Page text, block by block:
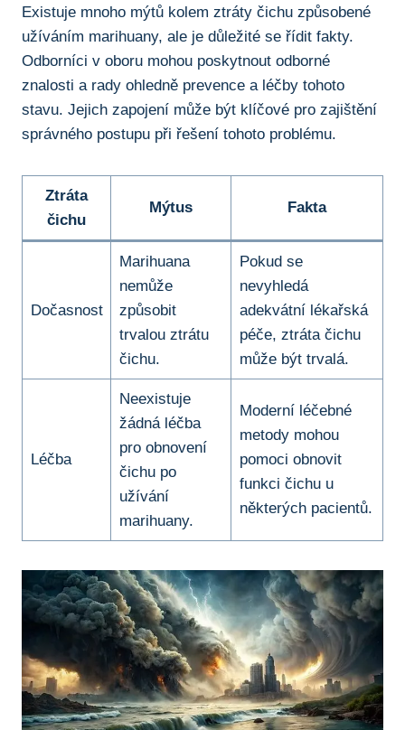
Existuje⁢ mnoho mýtů kolem ztráty čichu způsobené
užíváním⁣ marihuany,‍ ale je důležité se řídit fakty. ​
Odborníci v⁢ oboru⁤ mohou poskytnout ⁣odborné
znalosti a rady ohledně prevence a ‍léčby​ tohoto
stavu. Jejich​ zapojení může být‍ klíčové pro zajištění
správného postupu při řešení⁤ tohoto problému.
Ztráta
čichu
Mýtus Fakta
Dočasnost
Marihuana
⁤nemůže
‍způsobit
⁢trvalou ztrátu⁣
čichu.
Pokud se⁣
nevyhledá⁤
adekvátní ‌lékařská
péče, ztráta⁣ čichu
může ​být ⁢trvalá.
Léčba
Neexistuje‌
žádná léčba
pro obnovení
čichu ⁣po
užívání
marihuany.
Moderní léčebné
metody mohou​
pomoci obnovit
funkci ‍čichu u
některých⁢ pacientů.